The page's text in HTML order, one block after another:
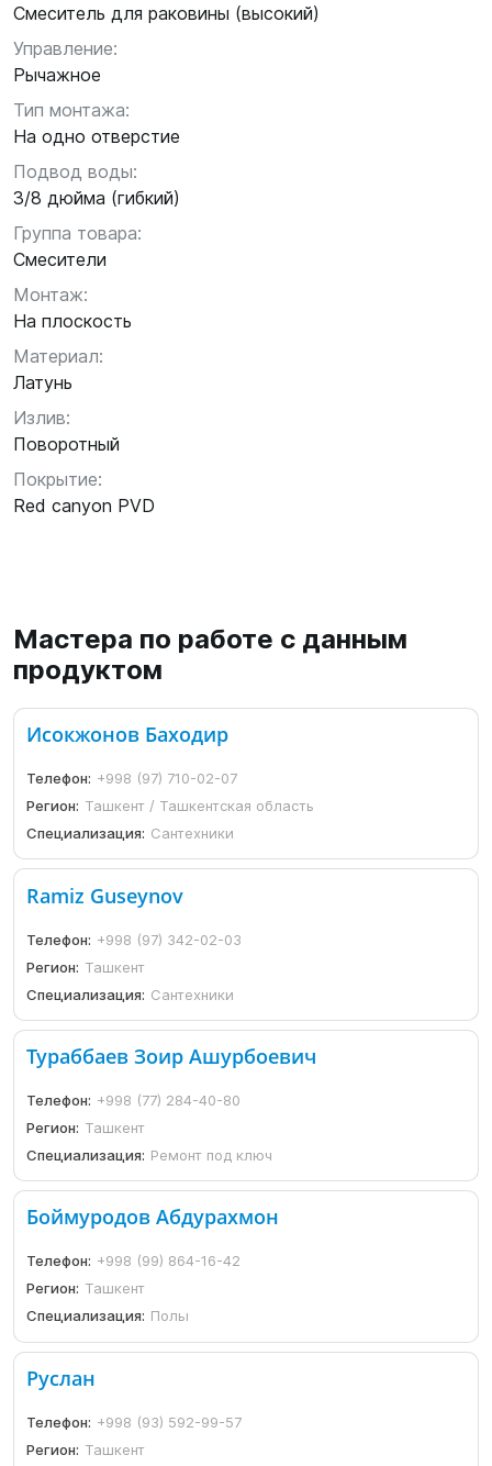
Смеситель для раковины (высокий)
Управление:
Рычажное
Тип монтажа:
На одно отверстие
Подвод воды:
3/8 дюйма (гибкий)
Группа товара:
Смесители
Монтаж:
На плоскость
Материал:
Латунь
Излив:
Поворотный
Покрытие:
Red canyon PVD
Мастера по работе с данным
продуктом
Исокжонов Баходир
Телефон: +998 (97) 710-02-07
Регион: Ташкент / Ташкентская область
Специализация: Сантехники
Ramiz Guseynov
Телефон: +998 (97) 342-02-03
Регион: Ташкент
Специализация: Сантехники
Тураббаев Зоир Ашурбоевич
Телефон: +998 (77) 284-40-80
Регион: Ташкент
Специализация: Ремонт под ключ
Боймуродов Абдурахмон
Телефон: +998 (99) 864-16-42
Регион: Ташкент
Специализация: Полы
Руслан
Телефон: +998 (93) 592-99-57
Регион: Ташкент